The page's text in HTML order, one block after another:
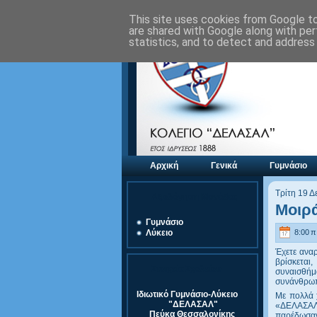
Αρχική Γενικά Γυμνάσιο
Γυμνάσιο
Λύκειο
Ιδιωτικό Γυμνάσιο-Λύκειο
"ΔΕΛΑΣΑΛ"
Πεύκα Θεσσαλονίκης
Τρίτη 19
8:00
Έχετε
Με πολλά
This site uses cookies from Google
are shared with Google along with
statistics, and to detect and address